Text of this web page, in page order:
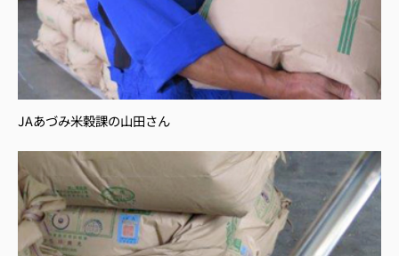
JAあづみ米穀課の山田さん